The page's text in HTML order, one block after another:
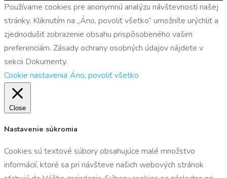
Používame cookies pre anonymnú analýzu návštevnosti našej
stránky. Kliknutím na „Áno, povoliť všetko“ umožníte urýchliť a
zjednodušiť zobrazenie obsahu prispôsobeného vašim
preferenciám. Zásady ochrany osobných údajov nájdete v
sekcii Dokumenty.
Cookie nastavenia Áno, povoliť všetko
Close
Nastavenie súkromia
Cookies sú textové súbory obsahujúce malé množstvo
informácií, ktoré sa pri návšteve našich webových stránok